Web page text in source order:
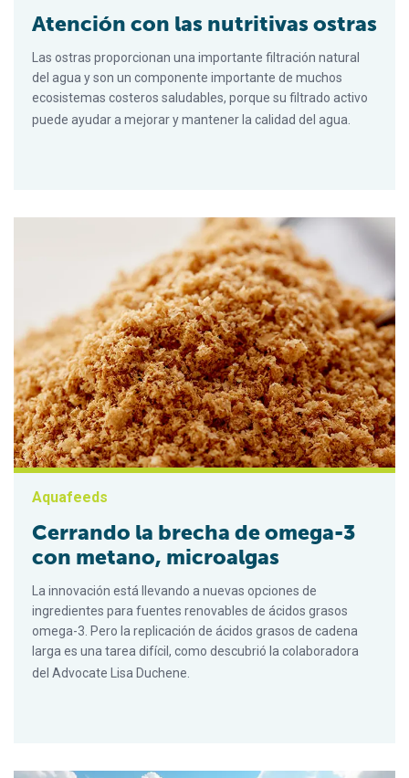
Atención con las nutritivas ostras
Las ostras proporcionan una importante filtración natural
del agua y son un componente importante de muchos
ecosistemas costeros saludables, porque su filtrado activo
puede ayudar a mejorar y mantener la calidad del agua.
Aquafeeds
Cerrando la brecha de omega-3
con metano, microalgas
La innovación está llevando a nuevas opciones de
ingredientes para fuentes renovables de ácidos grasos
omega-3. Pero la replicación de ácidos grasos de cadena
larga es una tarea difícil, como descubrió la colaboradora
del Advocate Lisa Duchene.